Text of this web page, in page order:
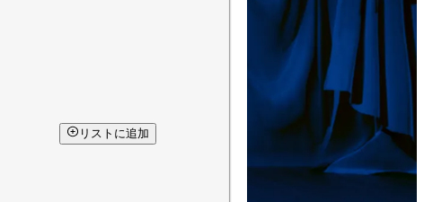
リストに追加